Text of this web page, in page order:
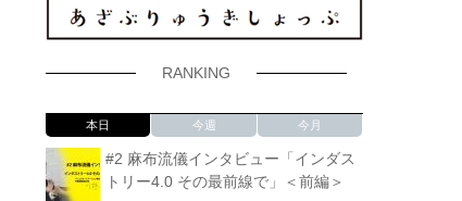
RANKING
本日 今週 今月
#2 麻布流儀インタビュー「インダス
トリー4.0 その最前線で」＜前編＞